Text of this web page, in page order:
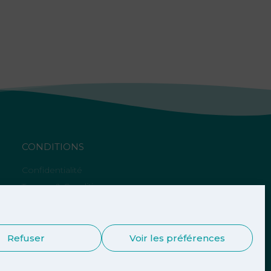
Refuser Voir les préférences
CONDITIONS
Confidentialité
Termes & Conditions